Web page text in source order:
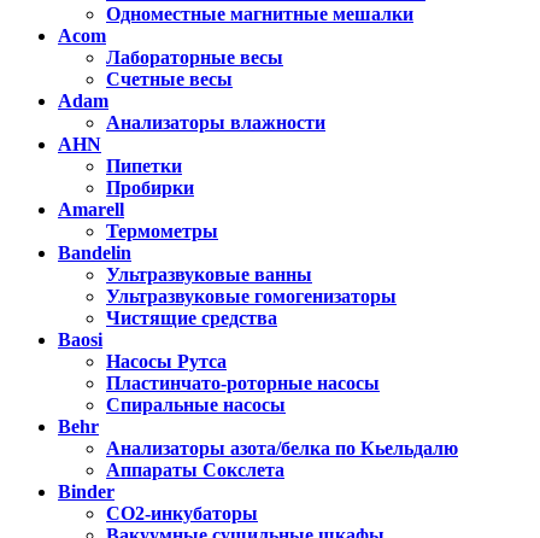
Одноместные магнитные мешалки
Acom
Лабораторные весы
Счетные весы
Adam
Анализаторы влажности
AHN
Пипетки
Пробирки
Amarell
Термометры
Bandelin
Ультразвуковые ванны
Ультразвуковые гомогенизаторы
Чистящие средства
Baosi
Насосы Рутса
Пластинчато-роторные насосы
Спиральные насосы
Behr
Анализаторы азота/белка по Кьельдалю
Аппараты Сокслета
Binder
CO2-инкубаторы